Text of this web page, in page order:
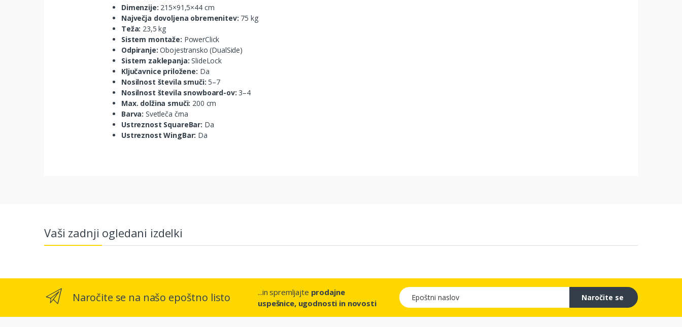
Dimenzije: 215×91,5×44 cm
Največja dovoljena obremenitev: 75 kg
Teža: 23,5 kg
Sistem montaže: PowerClick
Odpiranje: Obojestransko (DualSide)
Sistem zaklepanja: SlideLock
Ključavnice priložene: Da
Nosilnost števila smuči: 5–7
Nosilnost števila snowboard-ov: 3–4
Max. dolžina smuči: 200 cm
Barva: Svetleča črna
Ustreznost SquareBar: Da
Ustreznost WingBar: Da
Vaši zadnji ogledani izdelki
Naročite se na našo epoštno listo ...in spremljajte prodajne
uspešnice, ugodnosti in novosti
Epoštni naslov
Naročite se